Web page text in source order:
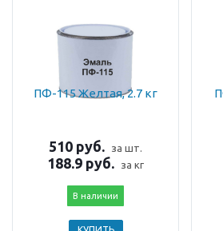
ПФ-115 Желтая, 2.7 кг
510 руб. за шт.
188.9 руб. за кг
В наличии